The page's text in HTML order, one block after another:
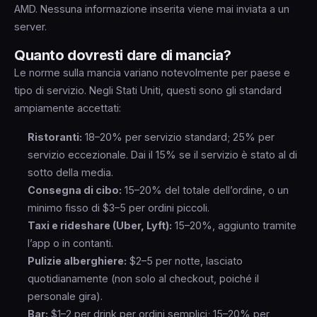
come base – inserisci il tuo subtotal pre-tasse o
l’intero importo post-tasse, come preferisci.
AMD. Nessuna informazione inserita viene mai inviata a un
server.
Quanto dovresti dare di mancia?
Le norme sulla mancia variano notevolmente per paese e
tipo di servizio. Negli Stati Uniti, questi sono gli standard
ampiamente accettati:
Ristoranti: 18–20% per servizio standard; 25% per
servizio eccezionale. Dai il 15% se il servizio è stato al di
sotto della media.
Consegna di cibo: 15–20% del totale dell’ordine, o un
minimo fisso di $3–5 per ordini piccoli.
Taxi e rideshare (Uber, Lyft): 15–20%, aggiunto tramite
l’app o in contanti.
Pulizie alberghiere: $2–5 per notte, lasciato
quotidianamente (non solo al checkout, poiché il
personale gira).
Bar: $1–2 per drink per ordini semplici; 15–20% per